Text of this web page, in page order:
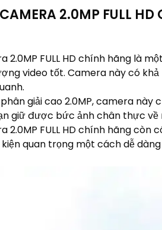
2.0MP FULL
2.0MP FULL HD chính hãng là
video tốt. Camera này có
giải cao 2.0MP, camera
giữ được bức ảnh chân thực về
2.0MP FULL HD chính hãng
kiện quan trọng một cách dễ